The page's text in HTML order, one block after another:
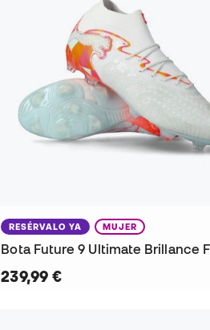
RESÉRVALO YA MUJER
239,99 €